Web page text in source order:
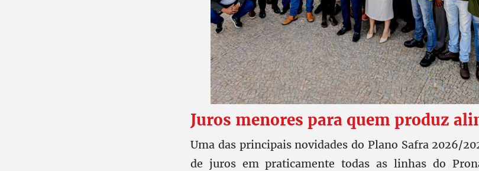
Juros menores para quem produz
Uma das principais novidades do Plano Safra 2026/
de juros em praticamente todas as linhas do